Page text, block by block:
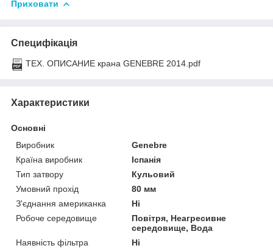
Приховати
Специфікація
ТЕХ. ОПИСАНИЕ крана GENEBRE 2014.pdf
Характеристики
Основні
Виробник
Genebre
Країна виробник
Іспанія
Тип затвору
Кульовий
Умовний прохід
80 мм
З'єднання американка
Ні
Робоче середовище
Повітря, Неагресивне
середовище, Вода
Наявність фільтра
Ні